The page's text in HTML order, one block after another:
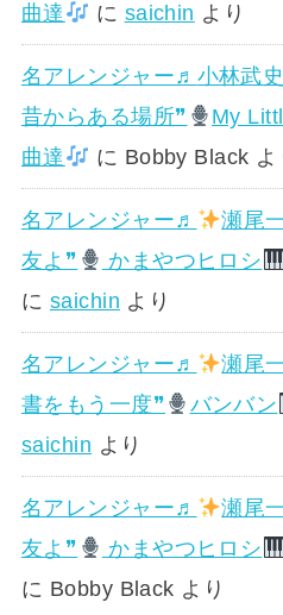
曲達
に saichin より
名アレンジャー♬ 小林武
昔からある場所❞
My
曲達
に Bobby Black よ
名アレンジャー♬ 瀬尾
友よ❞
かまやつヒロシ
に saichin より
名アレンジャー♬ 瀬尾
書をもう一度❞
バンバン
saichin より
名アレンジャー♬ 瀬尾
友よ❞
かまやつヒロシ
に Bobby Black より